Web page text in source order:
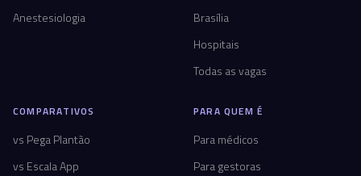
Anestesiologia
Brasília
Hospitais
Todas as vagas
COMPARATIVOS
vs Pega Plantão
vs Escala App
PARA QUEM É
Para médicos
Para gestoras